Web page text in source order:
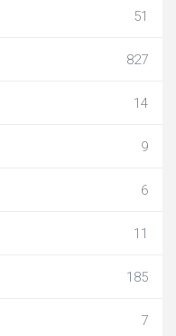
51
827
14
9
6
11
185
7